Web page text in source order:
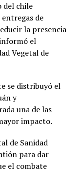
del chile
de
la presencia
el
Vegetal de
se distribuyó el
y
una de las
impacto.
de Sanidad
para dar
el combate